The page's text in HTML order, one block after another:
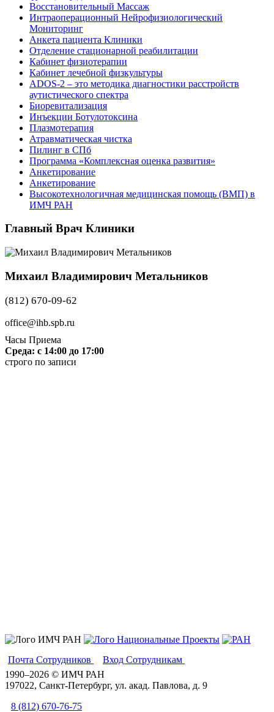
Восстановительный Массаж
Интраоперационный Нейрофизиологический
Мониторинг
Анкета пациента Клиники
Отделение стационарной реабилитации
Кабинет физиотерапии
Кабинет лечебной физкультуры
ADOS-2 – это методика диагностики расстройств
аутистического спектра
Биоревитализация
Инъекции Ботулотоксина
Плазмотерапия
Атравматическая чистка
Пилинг в СПб
Программа «Комплексная оценка развития»
Анкетирование
Анкетирование
Высокотехнологичная медицинская помощь (ВМП) в
ИМЧ РАН
Главный Врач Клиники
Михаил Владимирович Метальников
(812) 670-09-62
office@ihb.spb.ru
Часы Приема
Среда: с 14:00 до 17:00
строго по записи
Почта Сотрудников Вход Сотрудникам
1990–2026 © ИМЧ РАН
197022, Санкт-Петербург, ул. акад. Павлова, д. 9
8 (812) 670-76-75